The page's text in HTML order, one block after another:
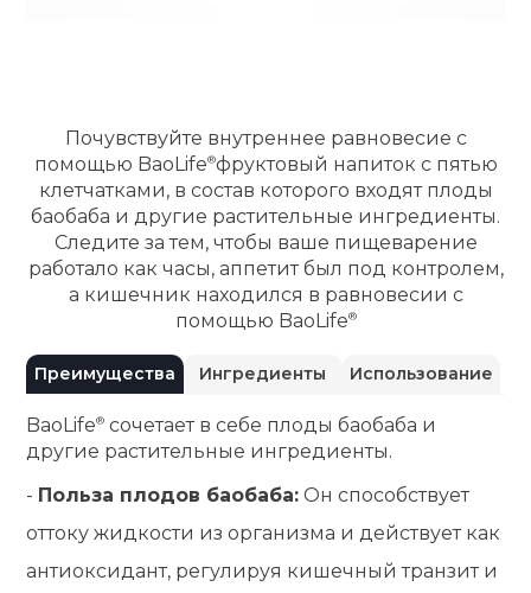
Почувствуйте внутреннее равновесие с
помощью BaoLife фруктовый напиток с пятью
клетчатками, в состав которого входят плоды
баобаба и другие растительные ингредиенты.
Следите за тем, чтобы ваше пищеварение
работало как часы, аппетит был под контролем,
а кишечник находился в равновесии с
помощью BaoLife
Преимущества Ингредиенты Использование
BaoLife сочетает в себе плоды баобаба и
другие растительные ингредиенты.
- Польза плодов баобаба: Он способствует
оттоку жидкости из организма и действует как
антиоксидант, регулируя кишечный транзит и